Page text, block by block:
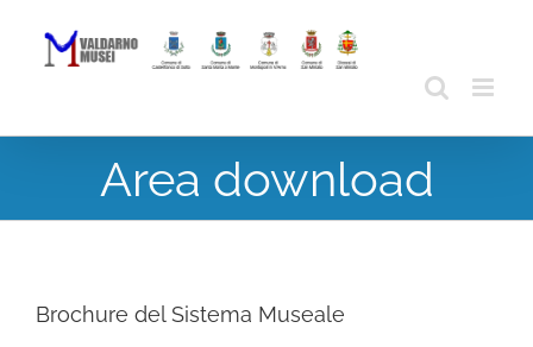
content
Area download
Brochure del Sistema Museale